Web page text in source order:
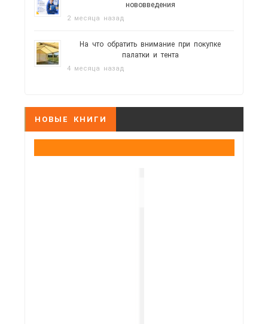
нововведения
2 месяца назад
На что обратить внимание при покупке
палатки и тента
4 месяца назад
НОВЫЕ КНИГИ